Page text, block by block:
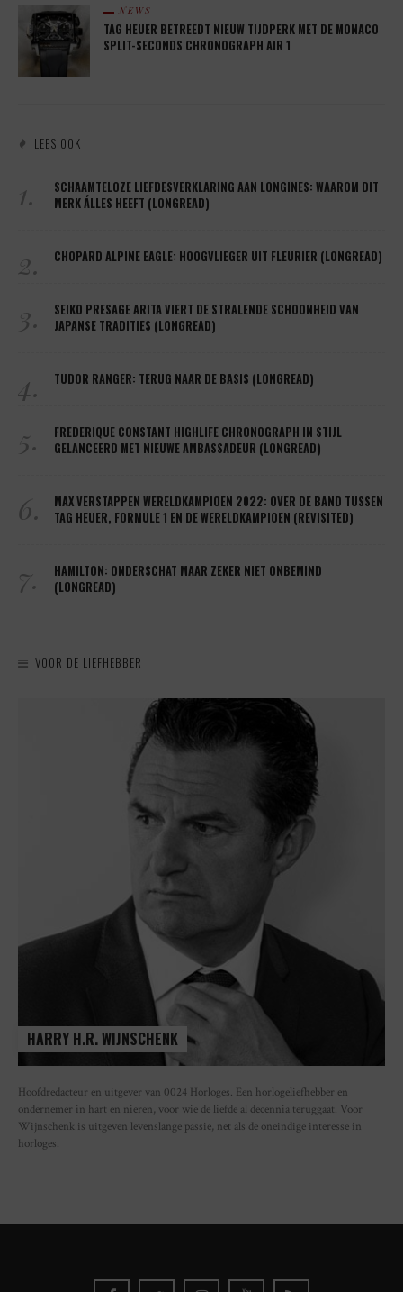
NEWS
TAG HEUER BETREEDT NIEUW TIJDPERK MET DE MONACO
SPLIT-SECONDS CHRONOGRAPH AIR 1
LEES OOK
1.
SCHAAMTELOZE LIEFDESVERKLARING AAN LONGINES: WAAROM DIT
MERK ÁLLES HEEFT (LONGREAD)
2. CHOPARD ALPINE EAGLE: HOOGVLIEGER UIT FLEURIER (LONGREAD)
3.
SEIKO PRESAGE ARITA VIERT DE STRALENDE SCHOONHEID VAN
JAPANSE TRADITIES (LONGREAD)
4. TUDOR RANGER: TERUG NAAR DE BASIS (LONGREAD)
5.
FREDERIQUE CONSTANT HIGHLIFE CHRONOGRAPH IN STIJL
GELANCEERD MET NIEUWE AMBASSADEUR (LONGREAD)
6.
MAX VERSTAPPEN WERELDKAMPIOEN 2022: OVER DE BAND TUSSEN
TAG HEUER, FORMULE 1 EN DE WERELDKAMPIOEN (REVISITED)
7.
HAMILTON: ONDERSCHAT MAAR ZEKER NIET ONBEMIND
(LONGREAD)
VOOR DE LIEFHEBBER
HARRY H.R. WIJNSCHENK
Hoofdredacteur en uitgever van 0024 Horloges. Een horlogeliefhebber en
ondernemer in hart en nieren, voor wie de liefde al decennia teruggaat. Voor
Wijnschenk is uitgeven levenslange passie, net als de oneindige interesse in
horloges.